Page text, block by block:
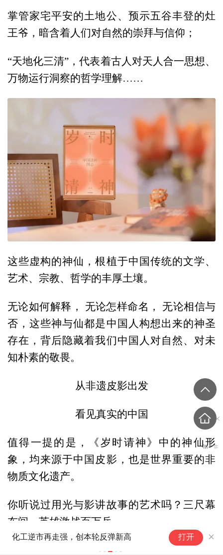
掌管家宅平安的土地公、预示五谷丰登的灶
王爷，暗含着人们对自然的崇拜与信仰；
“天地化三清”，代表着古人对天人合一思想、
万物运行洞察的哲学理解……
这些虚构的神仙，根植于中国传统的文学、
艺术、宗教、哲学的丰厚土壤。
无论如何解释， 无论怎样命名， 无论相信与
否，这些神与仙都是中国人构想出来的神圣
存在，背后隐藏着我们中国人对自然、对未
知朴素的敬畏。
从非遗皮影出发
看见真实的中国
值得一提的是，《岁时请神》中的神仙形
象，均来源于中国皮影，也是世界重要的非
物质文化遗产。
你听说过用光与影讲故事的艺术吗？三尺幕
布间，英雄激战百万兵。
它能够脱离舞台和演员的限制，在虚实之间
上半年我国黄金产量同比下降 消费量同比
微增
打开